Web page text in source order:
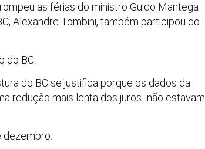
as férias do ministro Guido Mantega
Alexandre Tombini, também participou do
do BC.
do BC se justifica porque os dados da
redução mais lenta dos juros- não estavam